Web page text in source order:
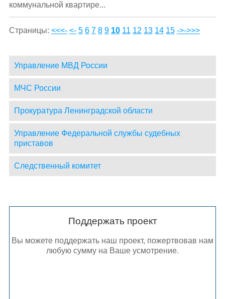
коммунальной квартире...
Страницы: <<<- <- 5 6 7 8 9 10 11 12 13 14 15 ->->>>
Управление МВД России
МЧС России
Прокуратура Ленинградской области
Управление Федеральной службы судебных
приставов
Следственный комитет
Поддержать проект
Вы можете поддержать наш проект, пожертвовав нам
любую сумму на Ваше усмотрение.